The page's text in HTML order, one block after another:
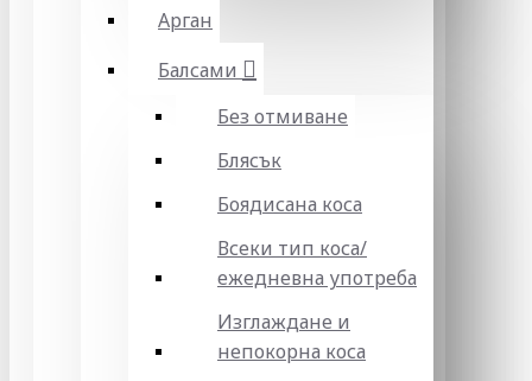
Арган
Балсами
Без отмиване
Блясък
Боядисана коса
Всеки тип коса/
ежедневна употреба
Изглаждане и
непокорна коса